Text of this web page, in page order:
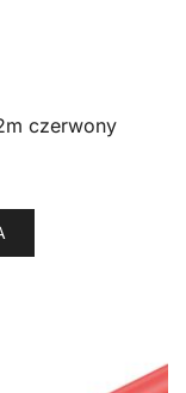
czerwony